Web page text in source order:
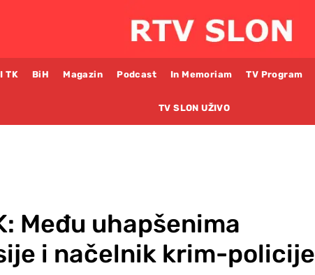
TK BiH Magazin Podcast In Memoriam TV Program
TV SLON UŽIVO
Među uhapšenima
i načelnik krim-policije